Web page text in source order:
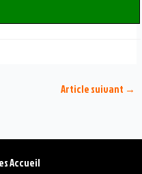
Article suivant →
Accueil